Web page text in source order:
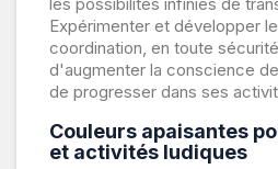
Expérimenter et développer
coordination, en toute
d'augmenter la conscience
de progresser dans ses
Couleurs apaisantes
et activités ludiques